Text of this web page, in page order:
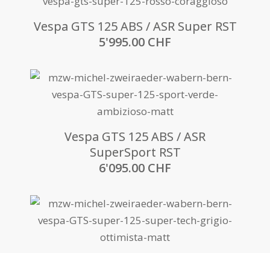
Vespa GTS 125 ABS / ASR Super RST
5'995.00 CHF
Vespa GTS 125 ABS / ASR
SuperSport RST
6'095.00 CHF